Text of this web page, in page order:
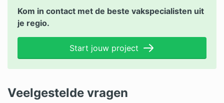
Kom in contact met de beste vakspecialisten uit
je regio.
Start jouw project
Veelgestelde vragen